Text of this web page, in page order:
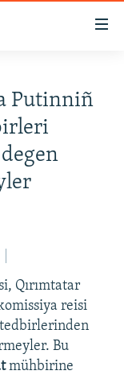
Putinniñ
Qırımtatar
reisi
Bu
mühbirine